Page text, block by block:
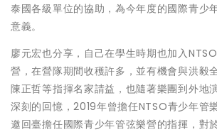
泰國各級單位的協助，為今年度的國際青少
意義。
廖元宏也分享，自己在學生時期也加入
營，在營隊期間收穫許多，並有機會與洪毅
陳正哲等指揮名家請益，也隨著樂團到外地
深刻的回憶，2019年曾擔任NTSO青少年管
邀回臺擔任國際青少年管弦樂營的指揮，對